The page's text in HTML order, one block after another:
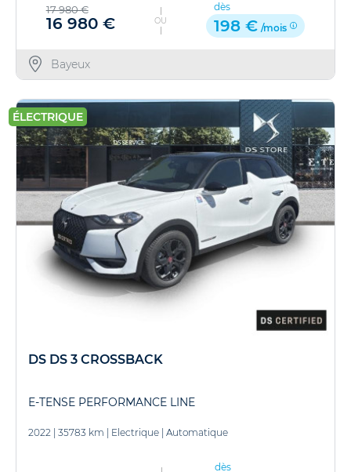
17 980 €
16 980 € OU
dès
198 € /mois
Bayeux
ÉLECTRIQUE
DS DS 3 CROSSBACK
E-TENSE PERFORMANCE LINE
2022 | 35783 km | Electrique | Automatique
dès